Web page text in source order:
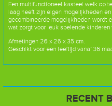
Een multifunctioneel kasteel welk op
laag heeft zijn eigen mogelijkheden
gecombineerde mogelijkheden wordt
wat zorgt voor leuk spelende
Afmetingen 26 x 26 x 35 cm.
Geschikt voor een leeftijd vanaf 36
RECENT